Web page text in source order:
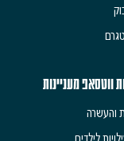
ווטסאפ מעניינות
והעשרה